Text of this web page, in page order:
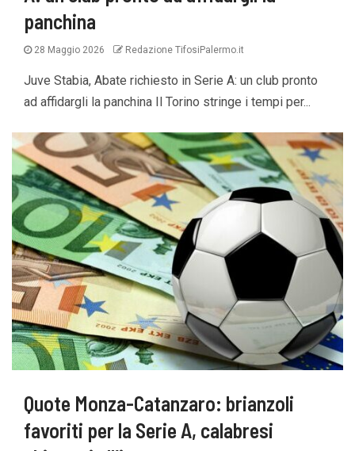
panchina
28 Maggio 2026 Redazione TifosiPalermo.it
Juve Stabia, Abate richiesto in Serie A: un club pronto
ad affidargli la panchina Il Torino stringe i tempi per...
Quote Monza-Catanzaro: brianzoli
favoriti per la Serie A, calabresi